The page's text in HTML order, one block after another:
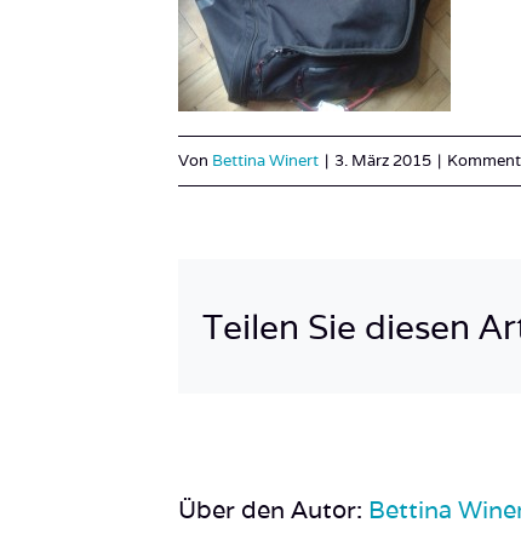
Von Bettina Winert | 3. März 2015 |
Teilen Sie diesen
Über den Autor: Bettina